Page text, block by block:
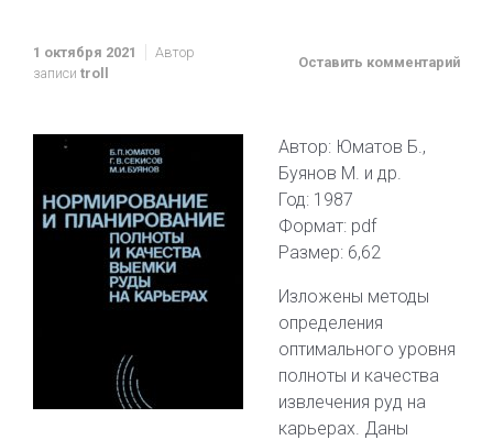
1 октября 2021
Автор
записи troll
Оставить комментарий
Автор: Юматов Б.,
Буянов М. и др.
Год: 1987
Формат: pdf
Размер: 6,62
Изложены методы
определения
оптимального уровня
полноты и качества
извлечения руд на
карьерах. Даны